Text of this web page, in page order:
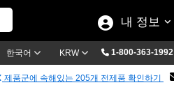
내 정보
한국어 KRW 1-800-363-1992
제품군에 속해있는 205개 전제품 확인하기